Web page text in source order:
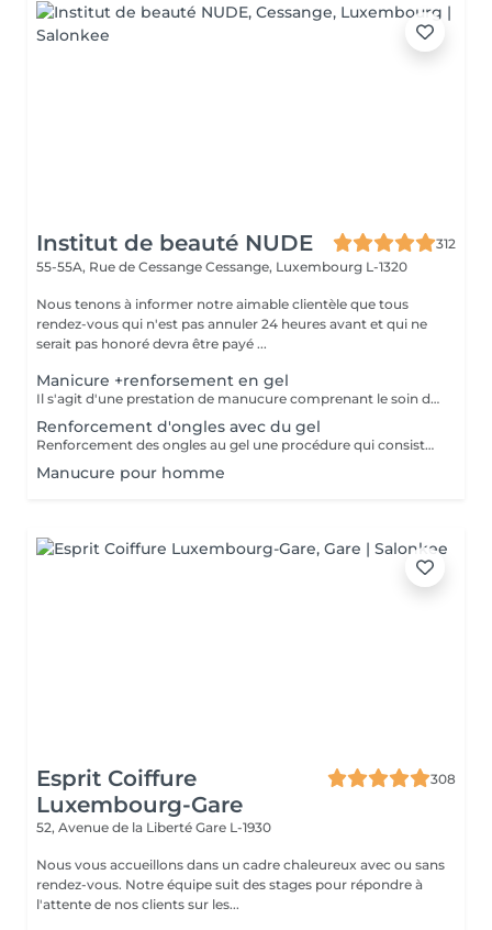
Institut de beauté NUDE
312
55-55A, Rue de Cessange Cessange, Luxembourg L-1320
Nous tenons à informer notre aimable clientèle que tous
rendez-vous qui n'est pas annuler 24 heures avant et qui ne
serait pas honoré devra être payé ...
Manicure +renforsement en gel
Il s'agit d'une prestation de manucure comprenant le soin des cuticules, le polissage des replis latéraux, ainsi que le renforcement de vos ongles naturels sans extension. Les ongles deviennent plus forts, soignés et gardent leur longueur naturelle. Il est recommandé de répéter la procédure toutes les 3 semaines pour maintenir un résultat optimal.
Renforcement d'ongles avec du gel
Renforcement des ongles au gel une procédure qui consiste à appliquer un gel fortifiant sur l'ongle naturel. Il protège contre la casse, lisse la surface et renforce les ongles. Convient à : Ongles fins, cassants et dédoublés Ceux qui veulent renforcer leurs ongles sans extension Prolonger la tenue du vernis Le gel est appliqué en fine couche, sans alourdir l'ongle, et aide à obtenir une longueur saine.
Manucure pour homme
Esprit Coiffure
Luxembourg-Gare
308
52, Avenue de la Liberté Gare L-1930
Nous vous accueillons dans un cadre chaleureux avec ou sans
rendez-vous. Notre équipe suit des stages pour répondre à
l'attente de nos clients sur les...